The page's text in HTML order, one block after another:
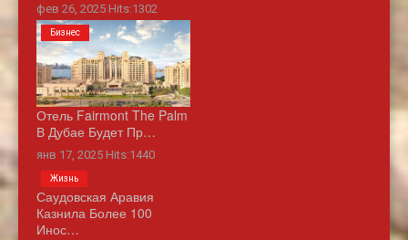
фев 26, 2025 Hits:1302
Отель Fairmont The Palm
В Дубае Будет Пр…
янв 17, 2025 Hits:1440
Бизнес
Саудовская Аравия
Казнила Более 100
Инос…
Жизнь